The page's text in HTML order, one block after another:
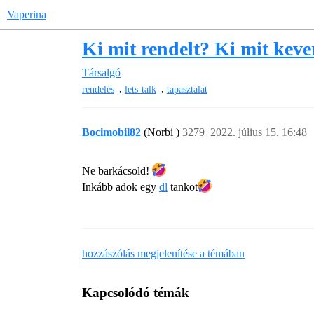
Vaperina
Ki mit rendelt? Ki mit
Társalgó
rendelés , lets-talk , tapasztalat
Bocimobil82 (Norbi ) 2022. július 15. 16:48
3279
Ne barkácsold!
Inkább adok egy dl tankot​
hozzászólás megjelenítése a témában
Kapcsolódó témák